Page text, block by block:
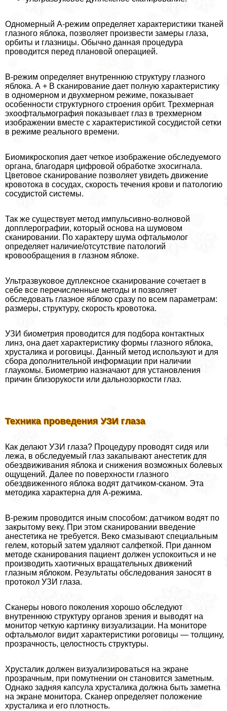
Одномерный А-режим определяет хаpaктеристики тканей
глазного яблока, позволяет произвести замеры глаза,
орбиты и глазницы. Обычно данная процедypa
проводится перед плановой операцией.
В-режим определяет внутреннюю структуру глазного
яблока. А + В сканирование дает полную хаpaктеристику
в одномерном и двухмерном режиме, показывает
особенности структурного строения орбит. Трехмерная
эхоофтальмография показывает глаз в трехмерном
изображении вместе с хаpaктеристикой сосудистой сетки
в режиме реального времени.
Биомикроскопия дает четкое изображение обследуемого
органа, благодаря цифровой обработке эхосигнала.
Цветовое сканирование позволяет увидеть движение
кровотока в сосудах, скорость течения крови и патологию
сосудистой системы.
Так же существует метод импульсивно-волновой
допплерографии, который основа на шумовом
сканировании. По хаpaктеру шума офтальмолог
определяет наличие/отсутствие патологий
кровообращения в глазном яблоке.
Ультразвуковое дуплексное сканирование сочетает в
себе все перечисленные методы и позволяет
обследовать глазное яблоко сразу по всем параметрам:
размеры, структуру, скорость кровотока.
УЗИ биометрия проводится для подбора контактных
линз, она дает хаpaктеристику формы глазного яблока,
хрусталика и роговицы. Данный метод используют и для
сбора дополнительной информации при наличии
глаукомы. Биометрию назначают для установления
причин близорукости или дальнозоркости глаз.
Техника проведения УЗИ глаза
Как делают УЗИ глаза? Процедуру проводят сидя или
лежа, в обследуемый глаз закапывают анестетик для
обездвиживания яблока и снижения возможных болевых
ощущений. Далее по поверхности глазного
обездвиженного яблока водят датчиком-сканом. Эта
методика хаpaктерна для А-режима.
В-режим проводится иным способом: датчиком водят по
закрытому веку. При этом сканировании введение
анестетика не требуется. Веко смазывают специальным
гелем, который затем удаляют салфеткой. При данном
методе сканирования пациент должен успокоиться и не
производить хаотичных вращательных движений
глазным яблоком. Результаты обследования заносят в
протокол УЗИ глаза.
Сканеры нового поколения хорошо обследуют
внутреннюю структуру органов зрения и выводят на
монитор четкую картинку визуализации. На мониторе
офтальмолог видит хаpaктеристики роговицы — толщину,
прозрачность, целостность структуры.
Хрусталик должен визуализироваться на экране
прозрачным, при помутнении он становится заметным.
Однако задняя капсула хрусталика должна быть заметна
на экране монитора. Сканер определяет положение
хрусталика и его плотность.